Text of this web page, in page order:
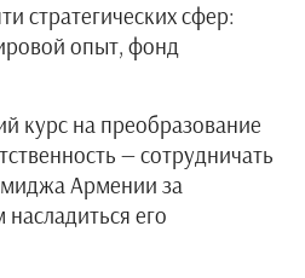
стратегических сфер:
опыт, фонд
курс на преобразование
— сотрудничать
Армении за
его